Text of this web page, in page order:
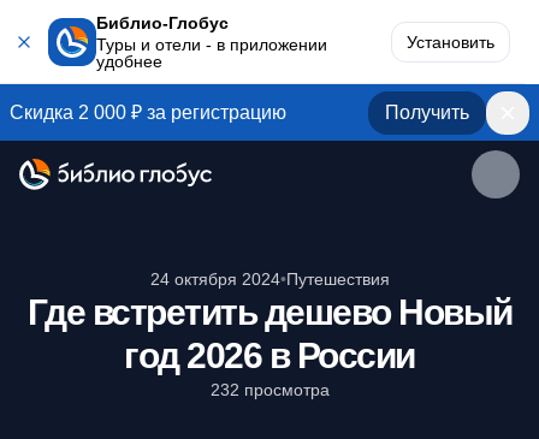
Библио-Глобус
Туры и отели - в приложении
удобнее
Установить
Скидка 2 000 ₽ за регистрацию Получить
24 октября 2024•Путешествия
Где встретить дешево Новый
год 2026 в России
232 просмотра